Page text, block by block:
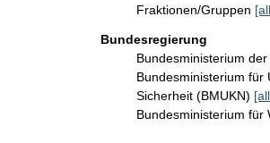
Fraktionen/Gruppen
Bundesregierung
Bundesministerium
Bundesministerium für
Sicherheit (BMUKN)
Bundesministerium